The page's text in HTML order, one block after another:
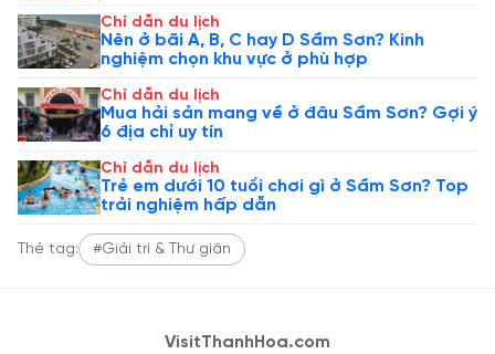
Chỉ dẫn du lịch
Nên ở bãi A, B, C hay D Sầm Sơn? Kinh
nghiệm chọn khu vực ở phù hợp
Chỉ dẫn du lịch
Mua hải sản mang về ở đâu Sầm Sơn? Gợi ý
6 địa chỉ uy tín
Chỉ dẫn du lịch
Trẻ em dưới 10 tuổi chơi gì ở Sầm Sơn? Top
trải nghiệm hấp dẫn
Thẻ tag: #Giải trí & Thư giãn
VisitThanhHoa.com